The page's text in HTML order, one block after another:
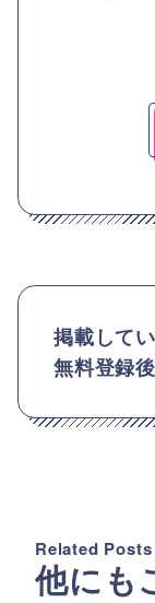
掲載して
無料登録
Related Posts
他にも